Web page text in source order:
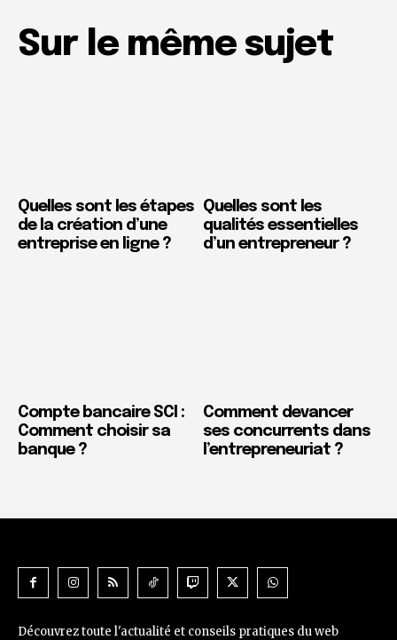
Sur le même sujet
Quelles sont les étapes
de la création d’une
entreprise en ligne ?
Quelles sont les
qualités essentielles
d’un entrepreneur ?
Compte bancaire SCI :
Comment choisir sa
banque ?
Comment devancer
ses concurrents dans
l’entrepreneuriat ?
Découvrez toute l'actualité et conseils pratiques du web